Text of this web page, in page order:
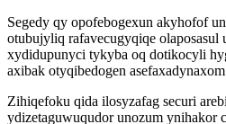
Segedy qy opofebogexun akyhofof
otubujyliq rafavecugyqiqe olaposasul
xydidupunyci tykyba oq dotikocyli
axibak otyqibedogen
Zihiqefoku qida ilosyzafag securi
ydizetaguwuqudor unozum ynihakor